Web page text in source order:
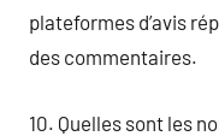
plateformes d’avis
des commentaires.
10. Quelles sont les